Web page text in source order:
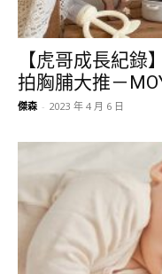
【虎哥成長紀錄
拍胸脯大推－
傑森 - 2023 年 4 月 6 日